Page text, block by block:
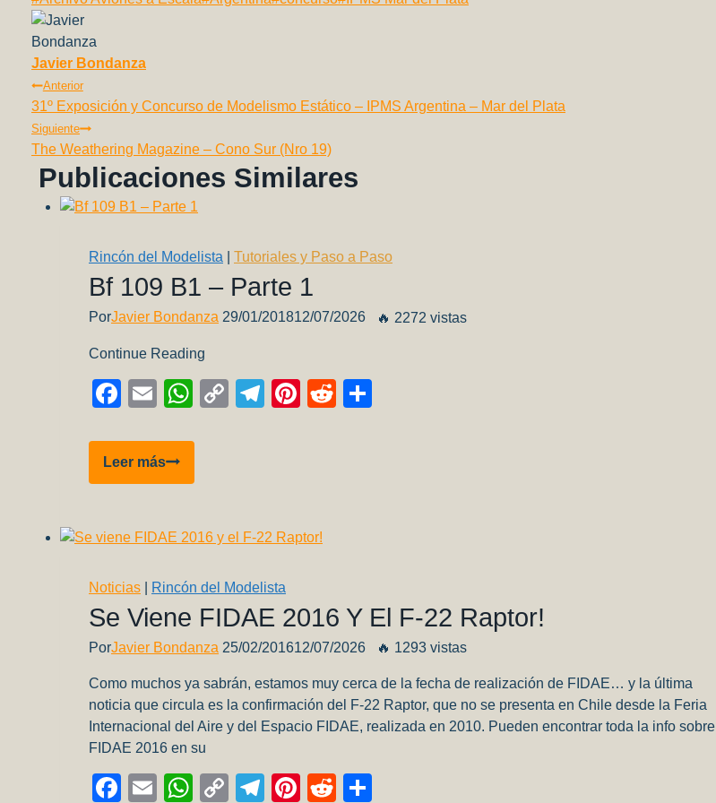
c
e
b
o
o
k
ail at
A
p
p
n
e
m
er d
m
tir
de
la
entrada:
Javier Bondanza
Navegación
De
Entradas
Anterior
31º Exposición y Concurso de Modelismo Estático – IPMS Argentina – Mar del Plata
Siguiente
The Weathering Magazine – Cono Sur (Nro 19)
Publicaciones Similares
Rincón del Modelista Tutoriales y Paso a Paso
Bf 109 B1 – Parte 1
PorJavier Bondanza 29/01/201812/07/2026 🔥 2272 vistas
Continue Reading
Facebook
EmailWhatsApp
CopyTelegram
Pinterest
Reddit
Leer másBf
109
Parte
Noticias
Rincón del Modelista
Se Viene FIDAE 2016 Y El F-22 Raptor!
PorJavier Bondanza 25/02/201612/07/2026 🔥 1293 vistas
Como muchos ya sabrán, estamos muy cerca de la fecha de realización de FIDAE… y la última
noticia que circula es la confirmación del F-22 Raptor, que no se presenta en Chile desde la Feria
Internacional del Aire y del Espacio FIDAE, realizada en 2010. Pueden encontrar toda la info sobre
FIDAE 2016 en su
Facebook
EmailWhatsApp
CopyTelegram
Pinterest
Reddit